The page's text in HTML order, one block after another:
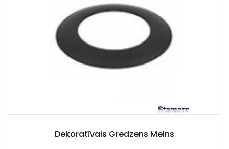
Dekoratīvais Gredzens Melns